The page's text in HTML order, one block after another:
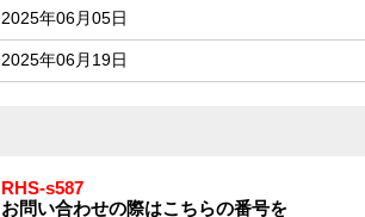
2025年06月05日
2025年06月19日
RHS-s587
お問い合わせの際はこちらの番号を